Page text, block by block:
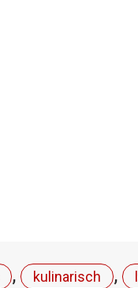
, kulinarisch ,